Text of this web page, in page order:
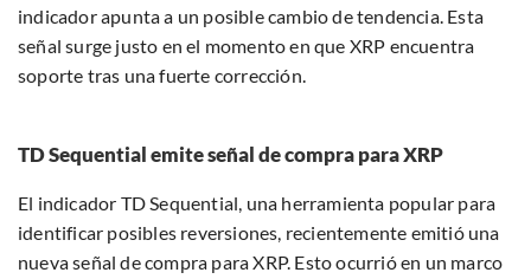
indicador apunta a un posible cambio de tendencia. Esta
señal surge justo en el momento en que XRP encuentra
soporte tras una fuerte corrección.
TD Sequential emite señal de compra para XRP
El indicador TD Sequential, una herramienta popular para
identificar posibles reversiones, recientemente emitió una
nueva señal de compra para XRP. Esto ocurrió en un marco